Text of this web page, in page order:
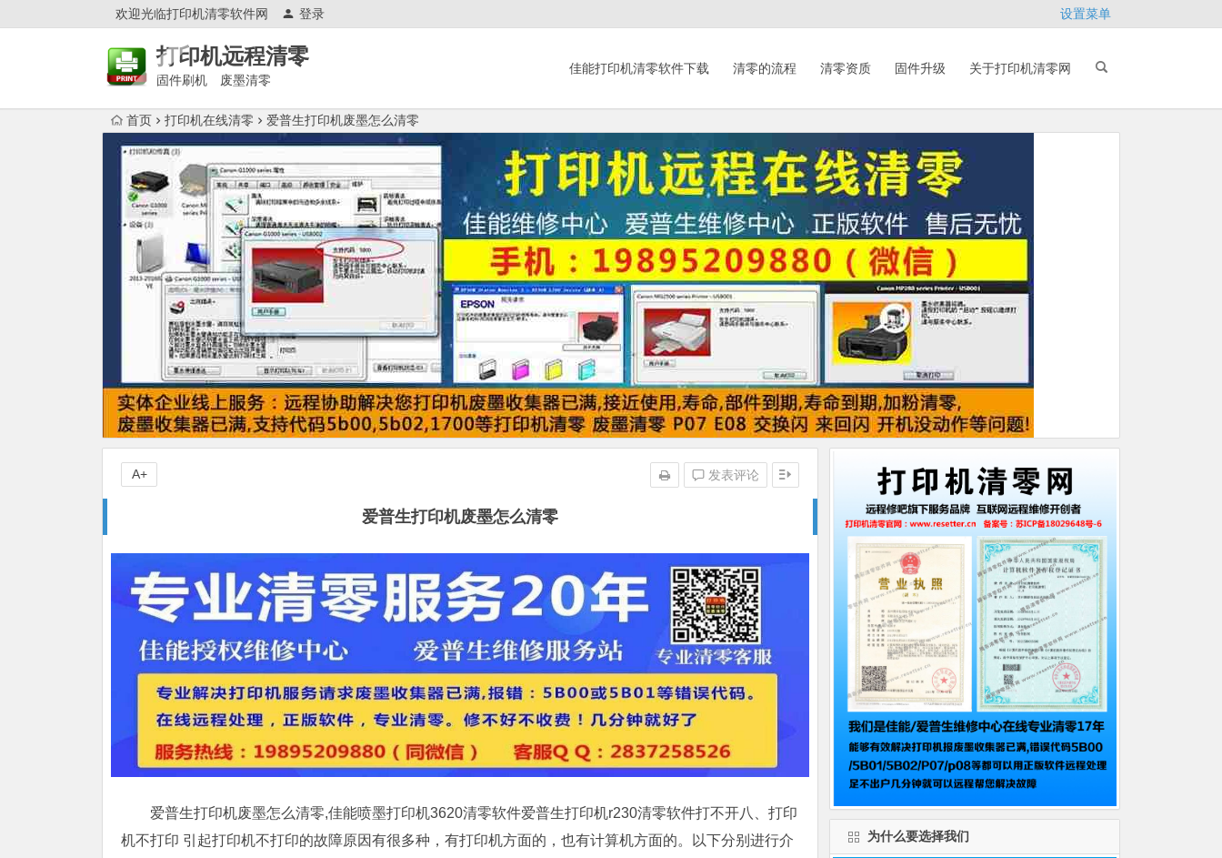
欢迎光临打印机清零软件网 登录 设置菜单
打印机远程清零
固件刷机 废墨清零
佳能打印机清零软件下载 清零的流程 清零资质 固件升级 关于打印机清零网
首页 打印机在线清零 爱普生打印机废墨怎么清零
爱普生打印机废墨怎么清零
发表评论
A+
爱普生打印机废墨怎么清零,佳能喷墨打印机3620清零软件爱普生打印机r230清零软件打不开八、打印
机不打印 引起打印机不打印的故障原因有很多种，有打印机方面的，也有计算机方面的。以下分别进行介
为什么要选择我们